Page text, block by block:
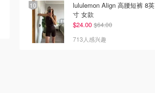
2026韩国电影推荐 | 最新
好看的韩国电影排行榜，
必看盘点！8月最新！(持
2026美国即将上映电影推
荐 - 万众期待的热门大片
- 8月最新: 《末世行者》
lululemon Align 高腰短裤 8英
寸 女款
$24.00 $64.00
713人感兴趣